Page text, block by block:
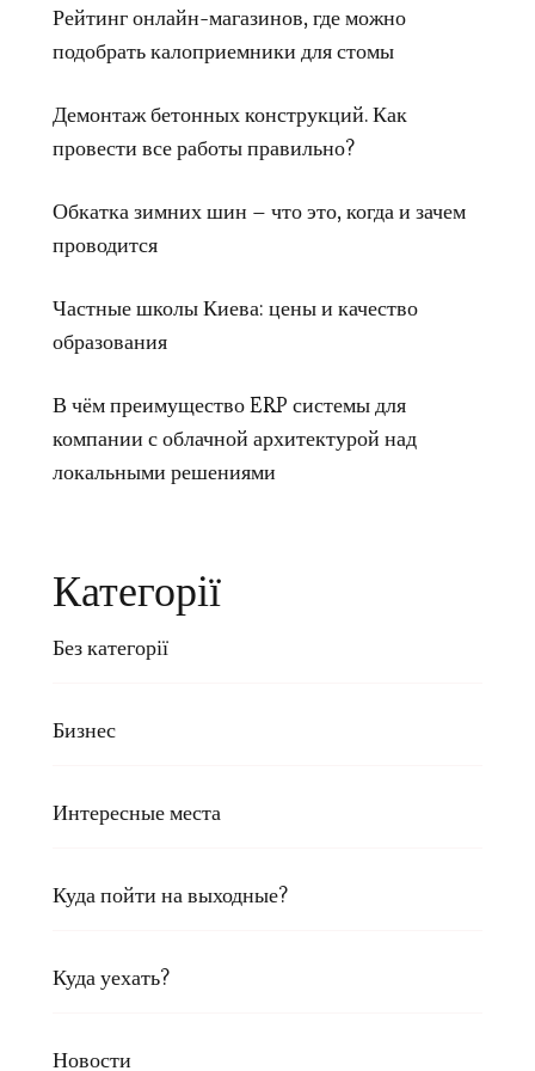
Рейтинг онлайн-магазинов, где можно
подобрать калоприемники для стомы
Демонтаж бетонных конструкций. Как
провести все работы правильно?
Обкатка зимних шин – что это, когда и зачем
проводится
Частные школы Киева: цены и качество
образования
В чём преимущество ERP системы для
компании с облачной архитектурой над
локальными решениями
Категорії
Без категорії
Бизнес
Интересные места
Куда пойти на выходные?
Куда уехать?
Новости